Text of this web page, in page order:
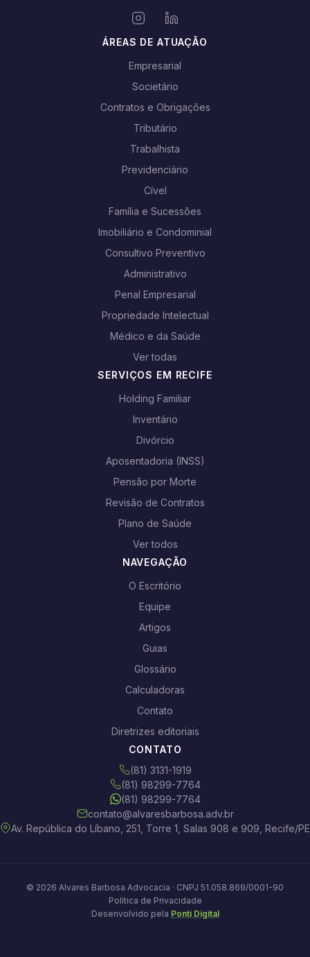
ÁREAS DE ATUAÇÃO
Empresarial
Societário
Contratos e Obrigações
Tributário
Trabalhista
Previdenciário
Cível
Família e Sucessões
Imobiliário e Condominial
Consultivo Preventivo
Administrativo
Penal Empresarial
Propriedade Intelectual
Médico e da Saúde
Ver todas
SERVIÇOS EM RECIFE
Holding Familiar
Inventário
Divórcio
Aposentadoria (INSS)
Pensão por Morte
Revisão de Contratos
Plano de Saúde
Ver todos
NAVEGAÇÃO
O Escritório
Equipe
Artigos
Guias
Glossário
Calculadoras
Contato
Diretrizes editoriais
CONTATO
(81) 3131-1919
(81) 98299-7764
(81) 98299-7764
contato@alvaresbarbosa.adv.br
Av. República do Líbano, 251, Torre 1, Salas 908 e 909, Recife/PE
© 2026 Alvares Barbosa Advocacia · CNPJ 51.058.869/0001-90
Política de Privacidade
Desenvolvido pela Ponti Digital